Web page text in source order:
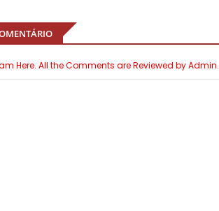
Here. All the Comments are Reviewed by Admin.